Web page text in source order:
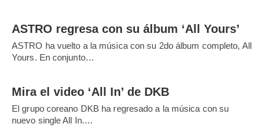
ASTRO regresa con su álbum ‘All Yours’
ASTRO ha vuelto a la música con su 2do álbum completo, All
Yours. En conjunto…
Mira el video ‘All In’ de DKB
El grupo coreano DKB ha regresado a la música con su
nuevo single All In.…